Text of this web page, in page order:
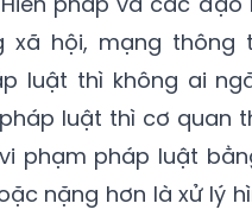
xã hội, mạng
luật thì không ai
luật thì cơ quan
phạm pháp luật
nặng hơn là xử lý